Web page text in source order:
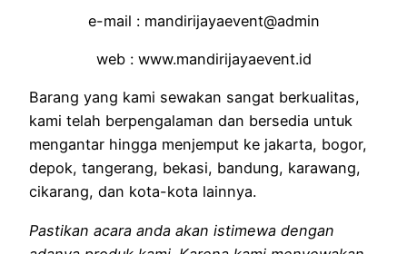
e-mail : mandirijayaevent@admin
web : www.mandirijayaevent.id
Barang yang kami sewakan sangat berkualitas,
kami telah berpengalaman dan bersedia untuk
mengantar hingga menjemput ke jakarta, bogor,
depok, tangerang, bekasi, bandung, karawang,
cikarang, dan kota-kota lainnya.
Pastikan acara anda akan istimewa dengan